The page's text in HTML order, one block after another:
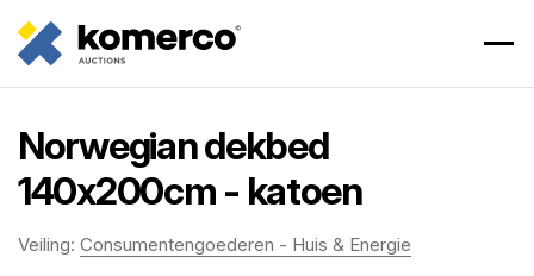
Norwegian dekbed
140x200cm - katoen
Veiling: Consumentengoederen - Huis & Energie